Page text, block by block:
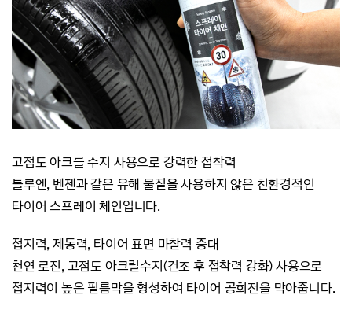
고점도 아크를 수지 사용으로 강력한 접착력
톨루엔, 벤젠과 같은 유해 물질을 사용하지 않은 친환경적인
타이어 스프레이 체인입니다.
접지력, 제동력, 타이어 표면 마찰력 증대
천연 로진, 고점도 아크릴수지(건조 후 접착력 강화) 사용으로
접지력이 높은 필름막을 형성하여 타이어 공회전을 막아줍니다.